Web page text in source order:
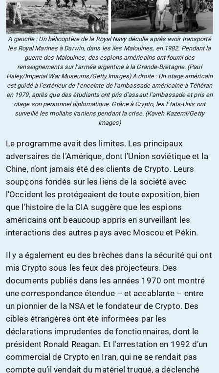
A gauche : Un hélicoptère de la Royal Navy décolle après avoir transporté
les Royal Marines à Darwin, dans les îles Malouines, en 1982. Pendant la
guerre des Malouines, des espions américains ont fourni des
renseignements sur l’armée argentine à la Grande-Bretagne. (Paul
Haley/Imperial War Museums/Getty Images) A droite : Un otage américain
est guidé à l’extérieur de l’enceinte de l’ambassade américaine à Téhéran
en 1979, après que des étudiants ont pris d’assaut l’ambassade et pris en
otage son personnel diplomatique. Grâce à Crypto, les États-Unis ont
surveillé les mollahs iraniens pendant la crise. (Kaveh Kazemi/Getty
Images)
Le programme avait des limites. Les principaux
adversaires de l’Amérique, dont l’Union soviétique et la
Chine, n’ont jamais été des clients de Crypto. Leurs
soupçons fondés sur les liens de la société avec
l’Occident les protégeaient de toute exposition, bien
que l’histoire de la CIA suggère que les espions
américains ont beaucoup appris en surveillant les
interactions des autres pays avec Moscou et Pékin.
Il y a également eu des brèches dans la sécurité qui ont
mis Crypto sous les feux des projecteurs. Des
documents publiés dans les années 1970 ont montré
une correspondance étendue – et accablante – entre
un pionnier de la NSA et le fondateur de Crypto. Des
cibles étrangères ont été informées par les
déclarations imprudentes de fonctionnaires, dont le
président Ronald Reagan. Et l’arrestation en 1992 d’un
commercial de Crypto en Iran, qui ne se rendait pas
compte qu’il vendait du matériel truqué, a déclenché